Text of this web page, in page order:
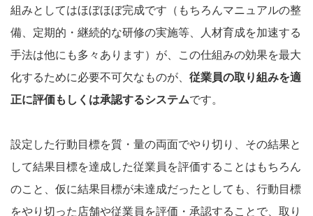
組みとしてはほぼほぼ完成です（もちろんマニュアルの整
備、定期的・継続的な研修の実施等、人材育成を加速する
手法は他にも多々あります）が、この仕組みの効果を最大
化するために必要不可欠なものが、 従業員の取り組みを適
正に評価もしくは承認するシステムです。
設定した行動目標を質・量の両面でやり切り、その結果と
して結果目標を達成した従業員を評価することはもちろん
のこと、仮に結果目標が未達成だったとしても、行動目標
をやり切った店舗や従業員を評価・承認することで、取り